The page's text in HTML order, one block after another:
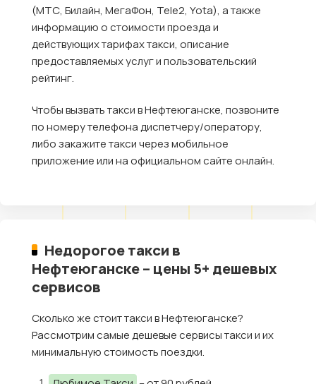
(МТС, Билайн, МегаФон, Tele2, Yota), а также
информацию о стоимости проезда и
действующих тарифах такси, описание
предоставляемых услуг и пользовательский
рейтинг.
Чтобы вызвать такси в Нефтеюганске, позвоните
по номеру телефона диспетчеру/оператору,
либо закажите такси через мобильное
приложение или на официальном сайте онлайн.
Недорогое такси в
Нефтеюганске – цены 5+ дешевых
сервисов
Сколько же стоит такси в Нефтеюганске?
Рассмотрим самые дешевые сервисы такси и их
минимальную стоимость поездки.